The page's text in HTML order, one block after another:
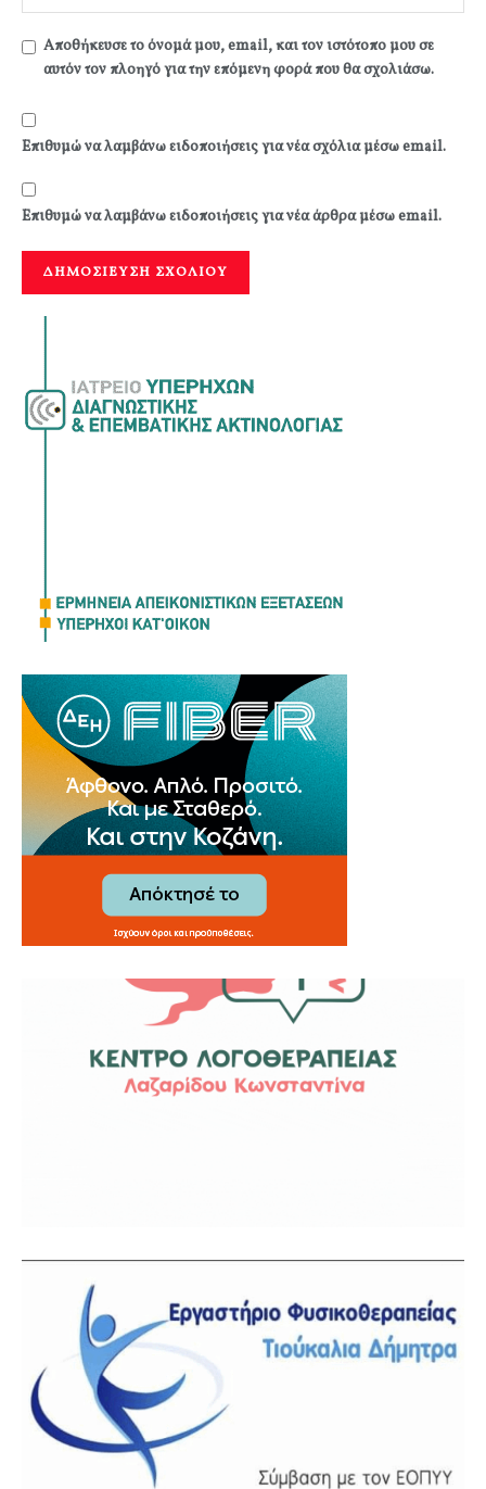
Αποθήκευσε το όνομά μου, email, και τον ιστότοπο μου σε
αυτόν τον πλοηγό για την επόμενη φορά που θα σχολιάσω.
Επιθυμώ να λαμβάνω ειδοποιήσεις για νέα σχόλια μέσω email.
Επιθυμώ να λαμβάνω ειδοποιήσεις για νέα άρθρα μέσω email.